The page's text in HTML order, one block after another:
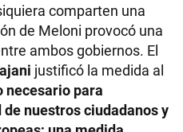
comparten una
de Meloni provocó una
ambos gobiernos. El
justificó la medida al
necesario para
nuestros ciudadanos y